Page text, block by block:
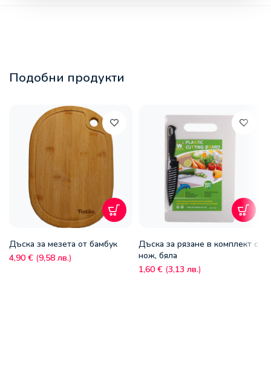
Подобни продукти
Дъска за мезета от бамбук
4,90 € (9,58 лв.)
Дъска за рязане в комплект с
нож, бяла
1,60 € (3,13 лв.)